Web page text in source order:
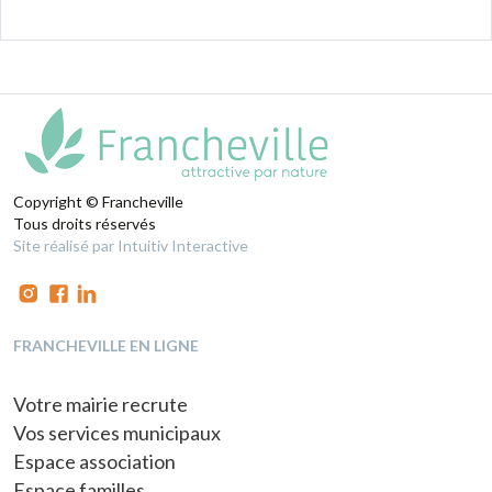
Copyright © Francheville
Tous droits réservés
Site réalisé par Intuitiv Interactive
FRANCHEVILLE EN LIGNE
Votre mairie recrute
Vos services municipaux
Espace association